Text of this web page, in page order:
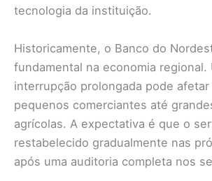
tecnologia da instituição.
Historicamente, o Banco do
fundamental na economia regional.
interrupção prolongada pode afetar
pequenos comerciantes até
agrícolas. A expectativa é que o
restabelecido gradualmente nas
após uma auditoria completa nos